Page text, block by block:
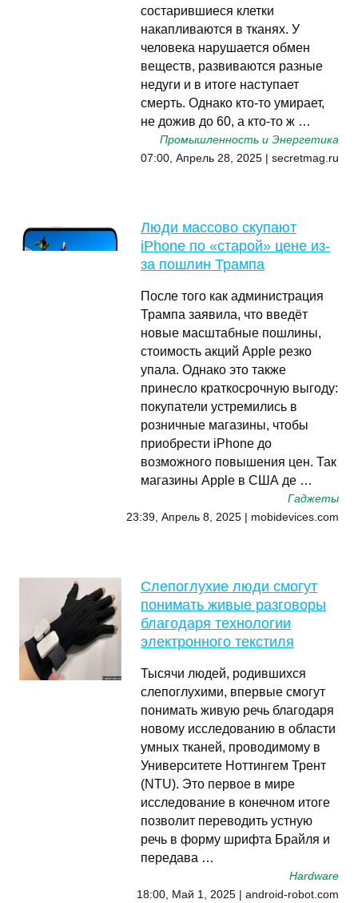
состарившиеся клетки
накапливаются в тканях. У
человека нарушается обмен
веществ, развиваются разные
недуги и в итоге наступает
смерть. Однако кто-то умирает,
не дожив до 60, а кто-то ж …
Промышленность и Энергетика
07:00, Апрель 28, 2025 | secretmag.ru
Люди массово скупают
iPhone по «старой» цене из-
за пошлин Трампа
После того как администрация
Трампа заявила, что введёт
новые масштабные пошлины,
стоимость акций Apple резко
упала. Однако это также
принесло краткосрочную выгоду:
покупатели устремились в
розничные магазины, чтобы
приобрести iPhone до
возможного повышения цен. Так
магазины Apple в США де …
Гаджеты
23:39, Апрель 8, 2025 | mobidevices.com
Слепоглухие люди смогут
понимать живые разговоры
благодаря технологии
электронного текстиля
Тысячи людей, родившихся
слепоглухими, впервые смогут
понимать живую речь благодаря
новому исследованию в области
умных тканей, проводимому в
Университете Ноттингем Трент
(NTU). Это первое в мире
исследование в конечном итоге
позволит переводить устную
речь в форму шрифта Брайля и
передава …
Hardware
18:00, Май 1, 2025 | android-robot.com